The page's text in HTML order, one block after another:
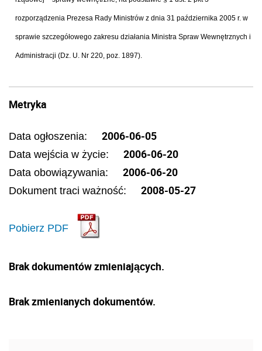
rozporządzenia Prezesa Rady Ministrów z dnia 31 października 2005 r. w
sprawie szczegółowego zakresu działania Ministra Spraw Wewnętrznych i
Administracji (Dz. U. Nr 220, poz. 1897).
Metryka
Data ogłoszenia: 2006-06-05
Data wejścia w życie: 2006-06-20
Data obowiązywania: 2006-06-20
Dokument traci ważność: 2008-05-27
Pobierz PDF
Brak dokumentów zmieniających.
Brak zmienianych dokumentów.